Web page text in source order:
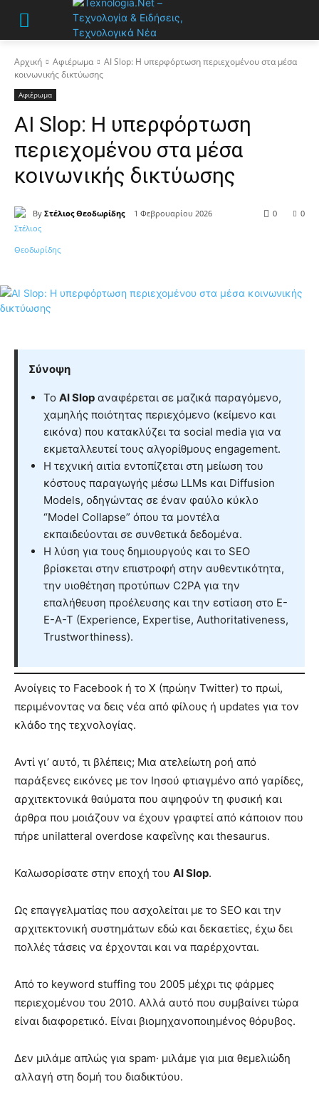
Αρχική Αφιέρωμα
AI Slop: Η υπερφόρτωση περιεχομένου στα μέσα
κοινωνικής δικτύωσης
Αφιέρωμα
AI Slop: Η υπερφόρτωση
περιεχομένου στα μέσα
κοινωνικής δικτύωσης
By Στέλιος Θεοδωρίδης 1 Φεβρουαρίου 2026 0
0
Σύνοψη
Το AI Slop αναφέρεται σε μαζικά παραγόμενο,
χαμηλής ποιότητας περιεχόμενο (κείμενο και
εικόνα) που κατακλύζει τα social media για να
εκμεταλλευτεί τους αλγορίθμους engagement.
Η τεχνική αιτία εντοπίζεται στη μείωση του
κόστους παραγωγής μέσω LLMs και Diffusion
Models, οδηγώντας σε έναν φαύλο κύκλο
“Model Collapse” όπου τα μοντέλα
εκπαιδεύονται σε συνθετικά δεδομένα.
Η λύση για τους δημιουργούς και το SEO
βρίσκεται στην επιστροφή στην αυθεντικότητα,
την υιοθέτηση προτύπων C2PA για την
επαλήθευση προέλευσης και την εστίαση στο E-
E-A-T (Experience, Expertise, Authoritativeness,
Trustworthiness).
Ανοίγεις το Facebook ή το X (πρώην Twitter) το πρωί,
περιμένοντας να δεις νέα από φίλους ή updates για τον
κλάδο της τεχνολογίας.
Αντί γι’ αυτό, τι βλέπεις; Μια ατελείωτη ροή από
παράξενες εικόνες με τον Ιησού φτιαγμένο από γαρίδες,
αρχιτεκτονικά θαύματα που αψηφούν τη φυσική και
άρθρα που μοιάζουν να έχουν γραφτεί από κάποιον που
πήρε unilatteral overdose καφεΐνης και thesaurus.
Καλωσορίσατε στην εποχή του AI Slop.
Ως επαγγελματίας που ασχολείται με το SEO και την
αρχιτεκτονική συστημάτων εδώ και δεκαετίες, έχω δει
πολλές τάσεις να έρχονται και να παρέρχονται.
Από το keyword stuffing του 2005 μέχρι τις φάρμες
περιεχομένου του 2010. Αλλά αυτό που συμβαίνει τώρα
είναι διαφορετικό. Είναι βιομηχανοποιημένος θόρυβος.
Δεν μιλάμε απλώς για spam· μιλάμε για μια θεμελιώδη
αλλαγή στη δομή του διαδικτύου.